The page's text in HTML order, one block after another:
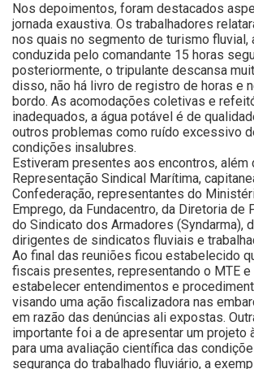
Nos depoimentos, foram destacados
jornada exaustiva. Os trabalhadores
nos quais no segmento de turismo fluvial,
conduzida pelo comandante 15 horas
posteriormente, o tripulante descansa
disso, não há livro de registro de horas e
bordo. As acomodações coletivas e
inadequados, a água potável é de
outros problemas como ruído excessivo
condições insalubres.
Estiveram presentes aos encontros, além
Representação Sindical Marítima,
Confederação, representantes do
Emprego, da Fundacentro, da Diretoria de
do Sindicato dos Armadores (Syndarma),
dirigentes de sindicatos fluviais e
Ao final das reuniões ficou estabelecido
fiscais presentes, representando o MTE e
estabelecer entendimentos e
visando uma ação fiscalizadora nas
em razão das denúncias ali expostas.
importante foi a de apresentar um projeto
para uma avaliação científica das
segurança do trabalhado fluviário, a